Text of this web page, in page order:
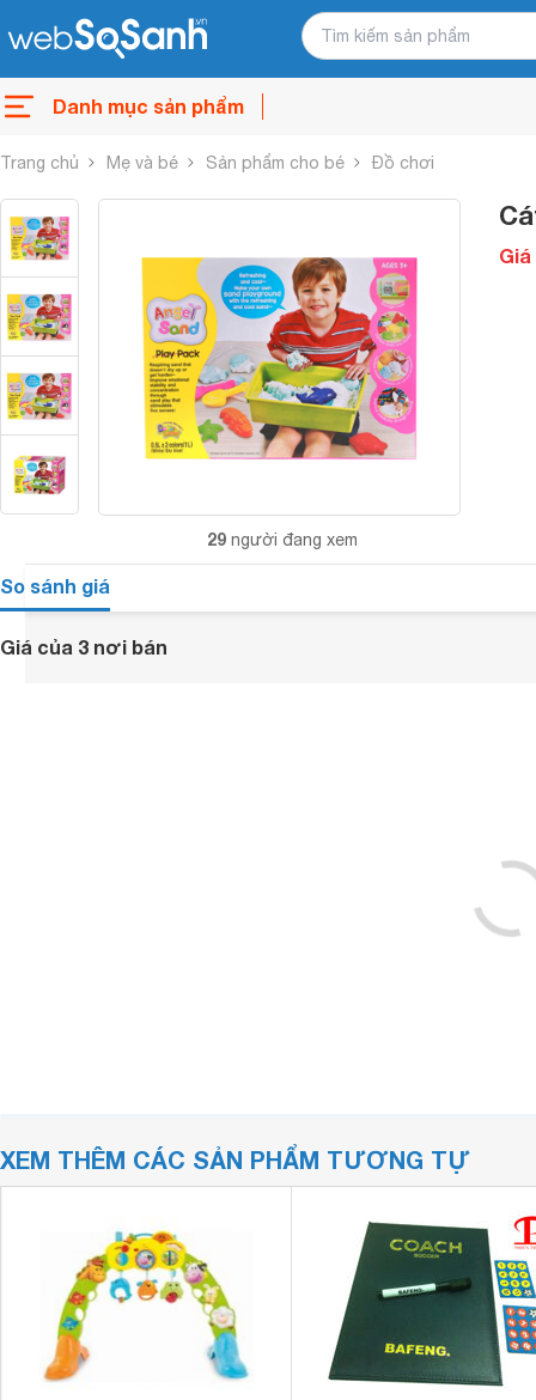
Danh mục sản phẩm
Trang chủ Mẹ và bé Sản phẩm cho bé Đồ chơi
29 người đang xem
So sánh giá
Giá của 3 nơi bán
XEM THÊM CÁC SẢN PHẨM TƯƠNG TỰ